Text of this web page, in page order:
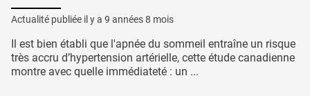
Actualité publiée il y a 9 années 8 mois
Il est bien établi que l'apnée du sommeil entraîne un risque
très accru d’hypertension artérielle, cette étude canadienne
montre avec quelle immédiateté : un ...